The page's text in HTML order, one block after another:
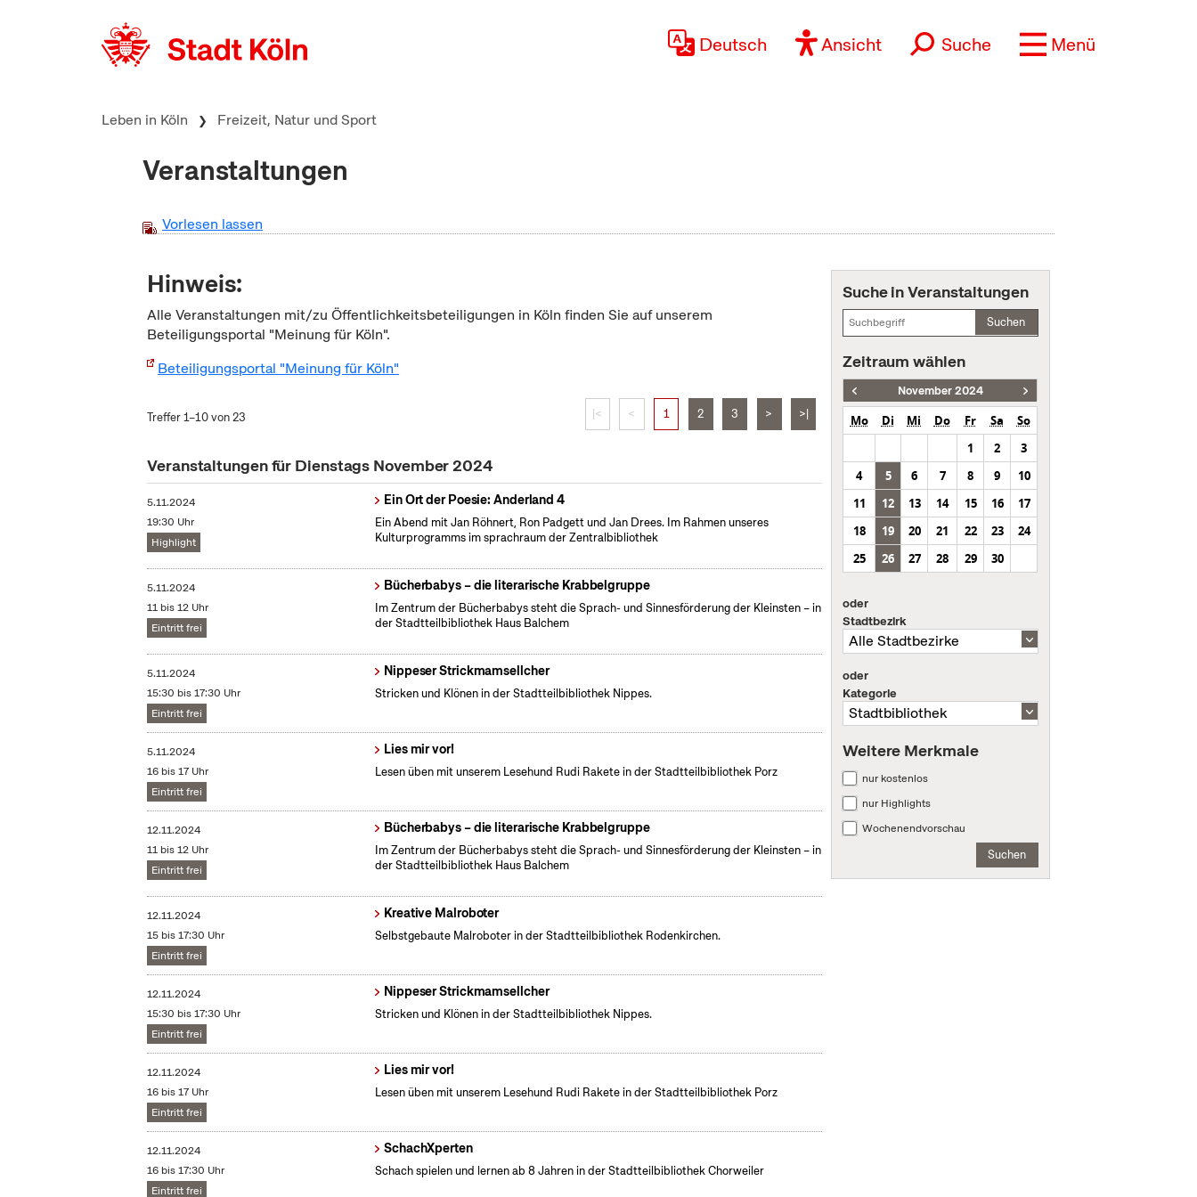
Deutsch Ansicht Suche Menü
Leben in Köln Freizeit, Natur und Sport
Veranstaltungen
Vorlesen lassen
Hinweis:
Alle Veranstaltungen mit/zu Öffentlichkeitsbeteiligungen in Köln finden Sie auf unserem
Beteiligungsportal "Meinung für Köln".
Beteiligungsportal "Meinung für Köln"
Treffer 1–10 von 23 |< < 1 2 3 > >|
Veranstaltungen für Dienstags November 2024
5.11.2024
19:30 Uhr
Highlight
Ein Ort der Poesie: Anderland 4
Ein Abend mit Jan Röhnert, Ron Padgett und Jan Drees. Im Rahmen unseres
Kulturprogramms im sprachraum der Zentralbibliothek
5.11.2024
11 bis 12 Uhr
Eintritt frei
Bücherbabys – die literarische Krabbelgruppe
Im Zentrum der Bücherbabys steht die Sprach- und Sinnesförderung der Kleinsten – in
der Stadtteilbibliothek Haus Balchem
5.11.2024
15:30 bis 17:30 Uhr
Eintritt frei
Nippeser Strickmamsellcher
Stricken und Klönen in der Stadtteilbibliothek Nippes.
5.11.2024
16 bis 17 Uhr
Eintritt frei
Lies mir vor!
Lesen üben mit unserem Lesehund Rudi Rakete in der Stadtteilbibliothek Porz
12.11.2024
11 bis 12 Uhr
Eintritt frei
Bücherbabys – die literarische Krabbelgruppe
Im Zentrum der Bücherbabys steht die Sprach- und Sinnesförderung der Kleinsten – in
der Stadtteilbibliothek Haus Balchem
12.11.2024
15 bis 17:30 Uhr
Eintritt frei
Kreative Malroboter
Selbstgebaute Malroboter in der Stadtteilbibliothek Rodenkirchen.
12.11.2024
15:30 bis 17:30 Uhr
Eintritt frei
Nippeser Strickmamsellcher
Stricken und Klönen in der Stadtteilbibliothek Nippes.
12.11.2024
16 bis 17 Uhr
Eintritt frei
Lies mir vor!
Lesen üben mit unserem Lesehund Rudi Rakete in der Stadtteilbibliothek Porz
12.11.2024
16 bis 17:30 Uhr
Eintritt frei
SchachXperten
Schach spielen und lernen ab 8 Jahren in der Stadtteilbibliothek Chorweiler
Suche in Veranstaltungen
Suchen
Zeitraum wählen
November 2024
Mo Di Mi Do Fr Sa
So
1
2
3
4
5 6 7 8 9
10
11
12 13 14 15 16
17
18
19 20 21 22 23
24
25
26 27 28 29 30
oder
Stadtbezirk
oder
Kategorie
Weitere Merkmale
nur kostenlos
nur Highlights
Wochenendvorschau
Suchen